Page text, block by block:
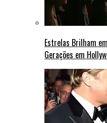
Estrelas Brilham
Gerações em